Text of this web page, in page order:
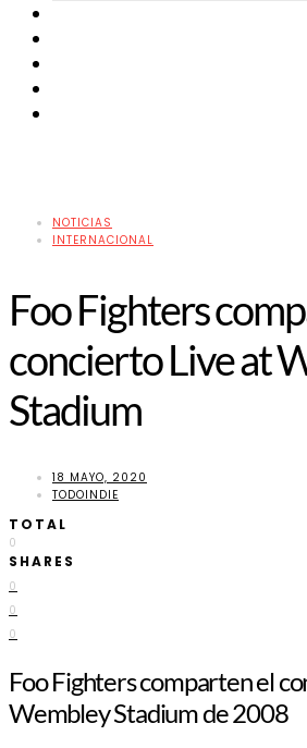
NOTICIAS
INTERNACIONAL
Foo Fighters
concierto Live at
Stadium
18 MAYO, 2020
TODOINDIE
TOTAL
0
SHARES
0
0
0
Foo Fighters comparten el
Wembley Stadium de 2008